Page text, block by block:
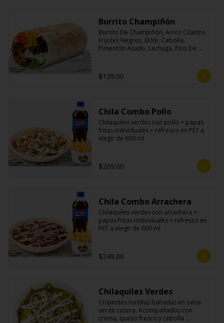
Burrito Champiñón
Burrito De Champiñón, Arroz Cilantro,
Frijoles Negros, Elote, Cebolla,
Pimentón Asado, Lechuga, Pico De
$139.00
Chila Combo Pollo
Chilaquiles verdes con pollo + papas
fritas individuales + refresco en PET a
elegir de 600 ml
$209.00
Chila Combo Arrachera
Chilaquiles verdes con arrachera +
papas fritas individuales + refresco en
PET a elegir de 600 ml
$249.00
Chilaquiles Verdes
Crujientes tortillas bañadas en salsa
verde casera. Acompañados con
crema, queso fresco y cebolla